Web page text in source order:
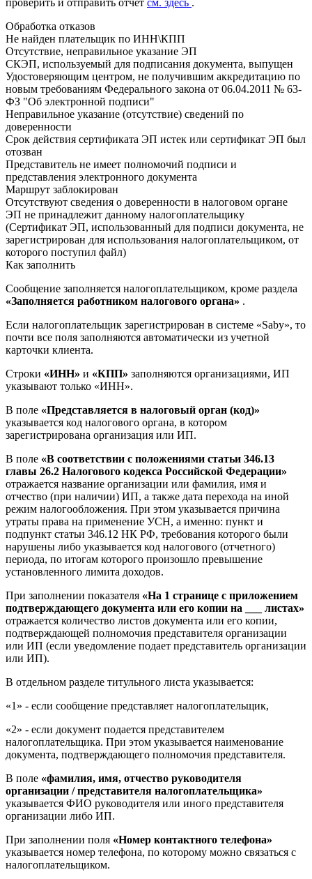
проверить и отправить отчет см. здесь .
Обработка отказов
Не найден плательщик по ИНН\КПП
Отсутствие, неправильное указание ЭП
СКЭП, используемый для подписания документа, выпущен
Удостоверяющим центром, не получившим аккредитацию по
новым требованиям Федерального закона от 06.04.2011 № 63-
ФЗ "Об электронной подписи"
Неправильное указание (отсутствие) сведений по
доверенности
Срок действия сертификата ЭП истек или сертификат ЭП был
отозван
Представитель не имеет полномочий подписи и
представления электронного документа
Маршрут заблокирован
Отсутствуют сведения о доверенности в налоговом органе
ЭП не принадлежит данному налогоплательщику
(Сертификат ЭП, использованный для подписи документа, не
зарегистрирован для использования налогоплательщиком, от
которого поступил файл)
Как заполнить
Сообщение заполняется налогоплательщиком, кроме раздела
«Заполняется работником налогового органа» .
Если налогоплательщик зарегистрирован в системе «Saby», то
почти все поля заполняются автоматически из учетной
карточки клиента.
Строки «ИНН» и «КПП» заполняются организациями, ИП
указывают только «ИНН».
В поле «Представляется в налоговый орган (код)»
указывается код налогового органа, в котором
зарегистрирована организация или ИП.
В поле «В соответствии с положениями статьи 346.13
главы 26.2 Налогового кодекса Российской Федерации»
отражается название организации или фамилия, имя и
отчество (при наличии) ИП, а также дата перехода на иной
режим налогообложения. При этом указывается причина
утраты права на применение УСН, а именно: пункт и
подпункт статьи 346.12 НК РФ, требования которого были
нарушены либо указывается код налогового (отчетного)
периода, по итогам которого произошло превышение
установленного лимита доходов.
При заполнении показателя «На 1 странице с приложением
подтверждающего документа или его копии на ___ листах»
отражается количество листов документа или его копии,
подтверждающей полномочия представителя организации
или ИП (если уведомление подает представитель организации
или ИП).
В отдельном разделе титульного листа указывается:
«1» - если сообщение представляет налогоплательщик,
«2» - если документ подается представителем
налогоплательщика. При этом указывается наименование
документа, подтверждающего полномочия представителя.
В поле «фамилия, имя, отчество руководителя
организации / представителя налогоплательщика»
указывается ФИО руководителя или иного представителя
организации либо ИП.
При заполнении поля «Номер контактного телефона»
указывается номер телефона, по которому можно связаться с
налогоплательщиком.